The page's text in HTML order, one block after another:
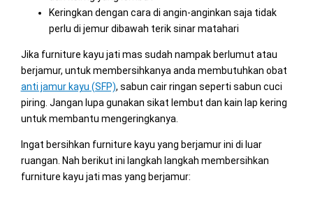
Keringkan dengan cara di angin-anginkan saja tidak
perlu di jemur dibawah terik sinar matahari
Jika furniture kayu jati mas sudah nampak berlumut atau
berjamur, untuk membersihkanya anda membutuhkan obat
anti jamur kayu (SFP), sabun cair ringan seperti sabun cuci
piring. Jangan lupa gunakan sikat lembut dan kain lap kering
untuk membantu mengeringkanya.
Ingat bersihkan furniture kayu yang berjamur ini di luar
ruangan. Nah berikut ini langkah langkah membersihkan
furniture kayu jati mas yang berjamur: